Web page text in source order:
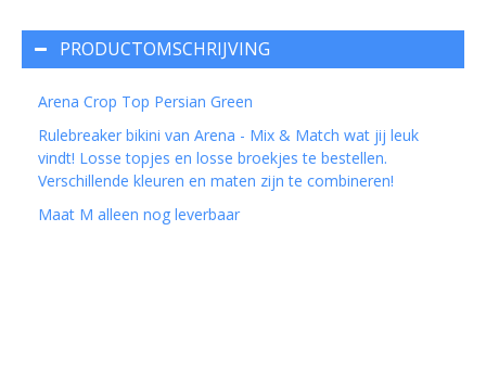
PRODUCTOMSCHRIJVING
Arena Crop Top Persian Green
Rulebreaker bikini van Arena - Mix & Match wat jij leuk
vindt! Losse topjes en losse broekjes te bestellen.
Verschillende kleuren en maten zijn te combineren!
Maat M alleen nog leverbaar